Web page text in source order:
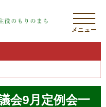
メニュー
会9月定例会一